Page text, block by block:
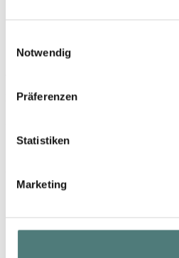
Notwendig
Präferenzen
Statistiken
Marketing
EdP Spray